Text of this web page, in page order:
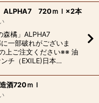
ALPHA7 720ｍｌ×2本
森橘」ALPHA7
一部破れがございま
上ご注文ください※※ 油
チ（EXILE)日本…
酒720ｍｌ